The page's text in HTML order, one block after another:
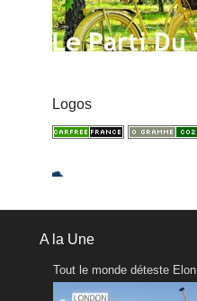
Logos
A la Une
Tout le monde déteste Elon